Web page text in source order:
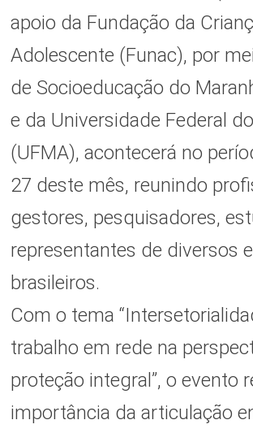
apoio da Fundação da
Adolescente (Funac), por
de Socioeducação do
e da Universidade Federal
(UFMA), acontecerá no
27 deste mês, reunindo
gestores, pesquisadores,
representantes de diversos
brasileiros.
Com o tema
trabalho em rede na
proteção integral”, o evento
importância da articulação